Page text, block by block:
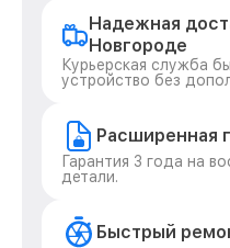
Надежная
Новгороде
Курьерская служба
устройство без
Расширенная
Гарантия 3 года на
детали.
Быстрый